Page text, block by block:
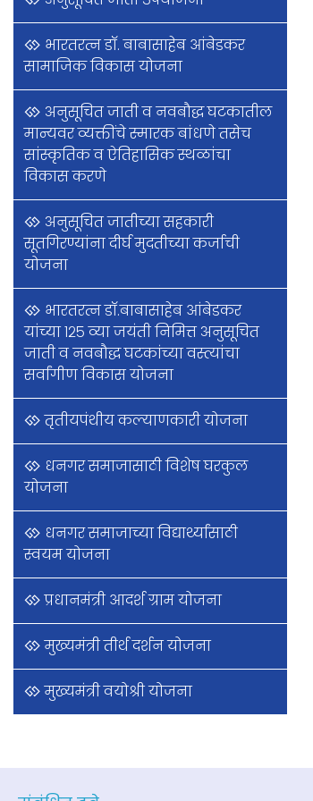
भारतरत्न डॉ. बाबासाहेब आंबेडकर
सामाजिक विकास योजना
अनुसूचित जाती व नवबौद्ध घटकातील
मान्यवर व्यक्तींचे स्मारक बांधणे तसेच
सांस्कृतिक व ऐतिहासिक स्थळांचा
विकास करणे
अनुसूचित जातीच्या सहकारी
सूतगिरण्यांना दीर्घ मुदतीच्या कर्जाची
योजना
भारतरत्न डॉ.बाबासाहेब आंबेडकर
यांच्या १२५ व्या जयंती निमित्त अनुसूचित
जाती व नवबौद्ध घटकांच्या वस्त्यांचा
सर्वांगीण विकास योजना
तृतीयपंथीय कल्याणकारी योजना
धनगर समाजासाठी विशेष घरकुल
योजना
धनगर समाजाच्या विद्यार्थ्यांसाठी
स्वयम योजना
प्रधानमंत्री आदर्श ग्राम योजना
मुख्यमंत्री तीर्थ दर्शन योजना
मुख्यमंत्री वयोश्री योजना